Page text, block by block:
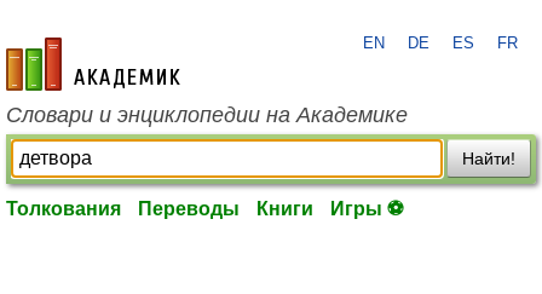
academic.ru
EN DE ES FR
Словари и энциклопедии на Академике
Найти!
Толкования Переводы Книги Игры ⚽